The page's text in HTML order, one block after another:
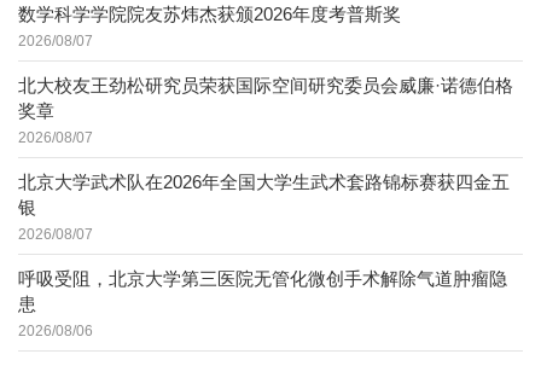
数学科学学院院友苏炜杰获颁2026年度考普斯奖
2026/08/07
北大校友王劲松研究员荣获国际空间研究委员会威廉·诺德伯格
奖章
2026/08/07
北京大学武术队在2026年全国大学生武术套路锦标赛获四金五
银
2026/08/07
呼吸受阻，北京大学第三医院无管化微创手术解除气道肿瘤隐
患
2026/08/06